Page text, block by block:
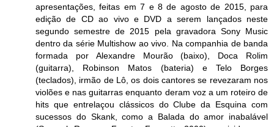
apresentações, feitas em 7 e 8 de agosto de 2015, para
edição de CD ao vivo e DVD a serem lançados neste
segundo semestre de 2015 pela gravadora Sony Music
dentro da série Multishow ao vivo. Na companhia de banda
formada por Alexandre Mourão (baixo), Doca Rolim
(guitarra), Robinson Matos (bateria) e Telo Borges
(teclados), irmão de Lô, os dois cantores se revezaram nos
violões e nas guitarras enquanto deram voz a um roteiro de
hits que entrelaçou clássicos do Clube da Esquina com
sucessos do Skank, como a Balada do amor inabalável